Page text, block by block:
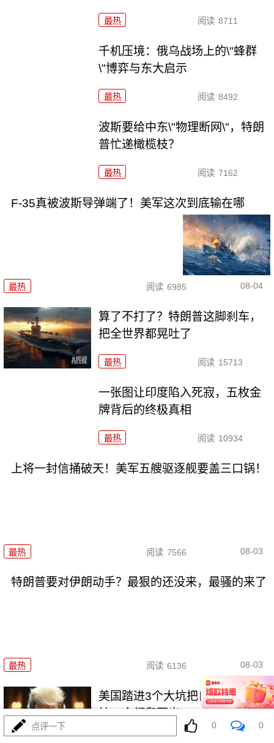
最热 阅读 8711
千机压境：俄乌战场上的\"蜂群
\"博弈与东大启示
最热 阅读 8492
波斯要给中东\"物理断网\"，特朗
普忙递橄榄枝？
最热 阅读 7162
F-35真被波斯导弹端了！美军这次到底输在哪
最热 阅读 6985 08-04
算了不打了？特朗普这脚刹车，
把全世界都晃吐了
最热 阅读 15713
一张图让印度陷入死寂，五枚金
牌背后的终极真相
最热 阅读 10934
上将一封信捅破天！美军五艘驱逐舰要盖三口锅！
最热 阅读 7566 08-03
特朗普要对伊朗动手？最狠的还没来，最骚的来了
最热 阅读 6136 08-03
美国踏进3个大坑把自己埋了！恐
怕一个都爬不出
点评一下 0 0